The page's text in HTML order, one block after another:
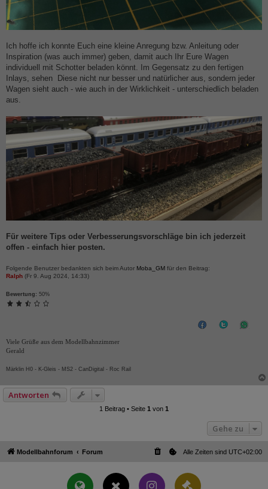
Ich hoffe ich konnte Euch eine kleine Anregung bzw. Anleitung oder
Inspiration (was auch immer) geben, damit auch Ihr Eure Wagen
individuell mit Schotter beladen könnt. Im Gegensatz zu den fertigen
Inlays, sehen Diese nicht nur besser und natürlicher aus, sondern jeder
Wagen sieht auch - wie auch in der Wirklichkeit - unterschiedlich beladen
aus.
Für weitere Tips oder Verbesserungsvorschläge bin ich jederzeit
offen - einfach hier posten.
Folgende Benutzer bedankten sich beim Autor Moba_GM für den Beitrag:
Ralph (Fr 9. Aug 2024, 14:33)
Bewertung: 50%
Viele Grüße aus dem Modellbahnzimmer
Gerald
Märklin H0 - K-Gleis - MS2 - CanDigital - Roc Rail
Antworten
1 Beitrag • Seite 1 von 1
Gehe zu
Modellbahnforum Forum Alle Zeiten sind UTC+02:00